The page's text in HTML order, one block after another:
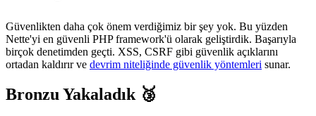
Güvenlikten daha çok önem verdiğimiz bir şey yok. Bu yüzden
Nette'yi en güvenli PHP framework'ü olarak geliştirdik. Başarıyla
birçok denetimden geçti. XSS, CSRF gibi güvenlik açıklarını
ortadan kaldırır ve devrim niteliğinde güvenlik yöntemleri sunar.
Bronzu Yakaladık 🥉